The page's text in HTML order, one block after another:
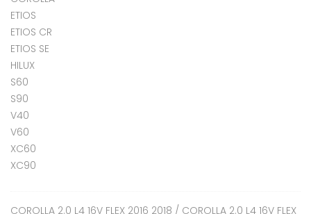
ETIOS
ETIOS CR
ETIOS SE
HILUX
S60
S90
V40
V60
XC60
XC90
COROLLA 2.0 L4 16V FLEX 2016 2018 / COROLLA 2.0 L4 16V FLEX